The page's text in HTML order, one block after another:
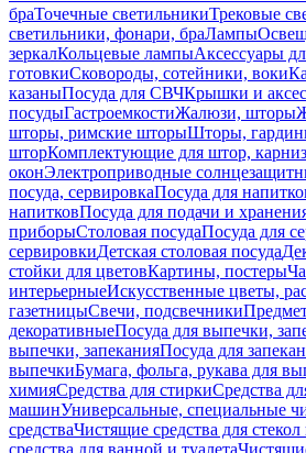
браТочечные светильникиТрековые
светильники, фонари, браЛампы
зеркалКольцевые лампыАксессуары
готовкиСковороды, сотейники, воки
казаныПосуда для СВЧКрышки и
посудыГастроемкостиЖалюзи, шторы
шторы, римские шторыШторы,
шторКомплектующие для штор,
оконЭлектроприводные
посуда, сервировкаПосуда для
напитковПосуда для подачи и
приборыСтоловая посудаПосуда для
сервировкиДетская столовая посуда
стойки для цветовКартины, постеры
интерьерныеИскусственные цветы,
газетницыСвечи, подсвечники
декоративныеПосуда для выпечки,
выпечки, запеканияПосуда для
выпечкиБумага, фольга, рукава для
химияСредства для стиркиСредства
машинУниверсальные, специальные
средстваЧистящие средства для стекол
средства для ванной и туалета